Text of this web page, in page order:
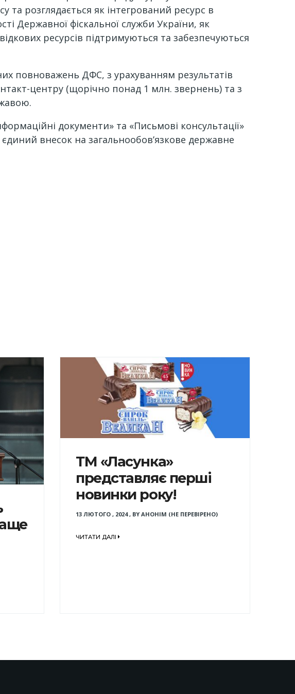
та розглядається як інтегрований ресурс в
Державної фіскальної служби України, як
ресурсів підтримуються та забезпечуються
повноважень ДФС, з урахуванням результатів
центру (щорічно понад 1 млн. звернень) та з
документи» та «Письмові консультації»
внесок на загальнообов’язкове державне
ТМ «Ласунка»
представляє перші
новинки року!
13 ЛЮТОГО , 2024, BY АНОНІМ (НЕ ПЕРЕВІРЕНО)
ЧИТАТИ ДАЛІ